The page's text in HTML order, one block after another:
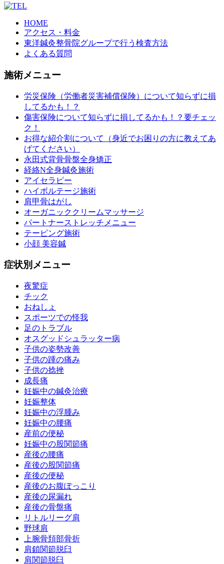
HOME
アクセス・料金
東洋鍼灸整骨院グループで行う検査方法
よくある質問
施術メニュー
労災保険（労働者災害補償保険）について知らずに損
してるかも！？
傷害保険について知らずに損してるかも！？要チェッ
ク！
お得な紹介割について（身近でお困りの方に教えてあ
げてください）
永田式背骨骨盤全身矯正
経絡N全身鍼灸施術
アイセラピー
ハイボルテージ施術
肩甲骨はがし
オーガニッククリームマッサージ
パートナーストレッチメニュー
テーピング施術
小顔 美容鍼
症状別メニュー
夜驚症
チック
おねしょ
スポーツでの怪我
足のトラブル
オスグッドシュラッター病
子供の姿勢改善
子供の踵の痛み
子供の捻挫
成長痛
妊娠中の鍼灸治療
妊娠整体
妊娠中の浮腫み
妊娠中の腰痛
産前の便秘
妊娠中の股関節痛
産後の腰痛
産後の股関節痛
産後の便秘
産後のお腹ぽっこり
産後の尿漏れ
産後の骨盤痛
リトルリーグ肩
野球肩
上腕骨頚部骨折
肩鎖関節脱臼
肩関節脱臼